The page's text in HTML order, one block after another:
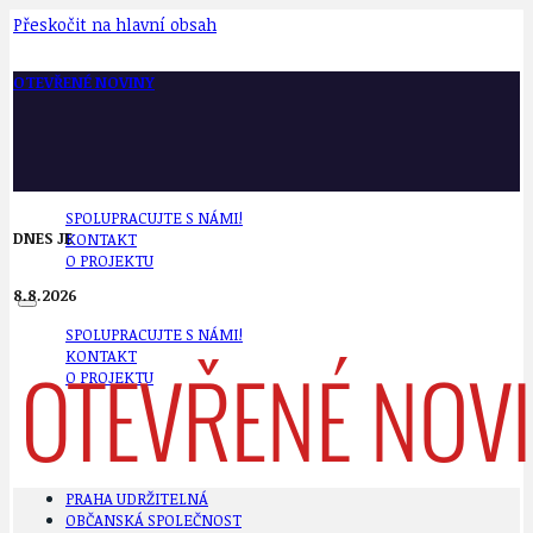
Přeskočit na hlavní obsah
OTEVŘENÉ NOVINY
SPOLUPRACUJTE S NÁMI!
KONTAKT
O PROJEKTU
SPOLUPRACUJTE S NÁMI!
KONTAKT
O PROJEKTU
DNES JE
8.8.2026
PRAHA UDRŽITELNÁ
OBČANSKÁ SPOLEČNOST